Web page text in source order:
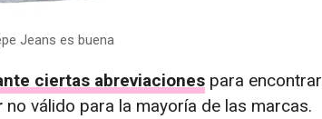
Jeans es buena
ciertas abreviaciones para encontrar
no válido para la mayoría de las marcas.